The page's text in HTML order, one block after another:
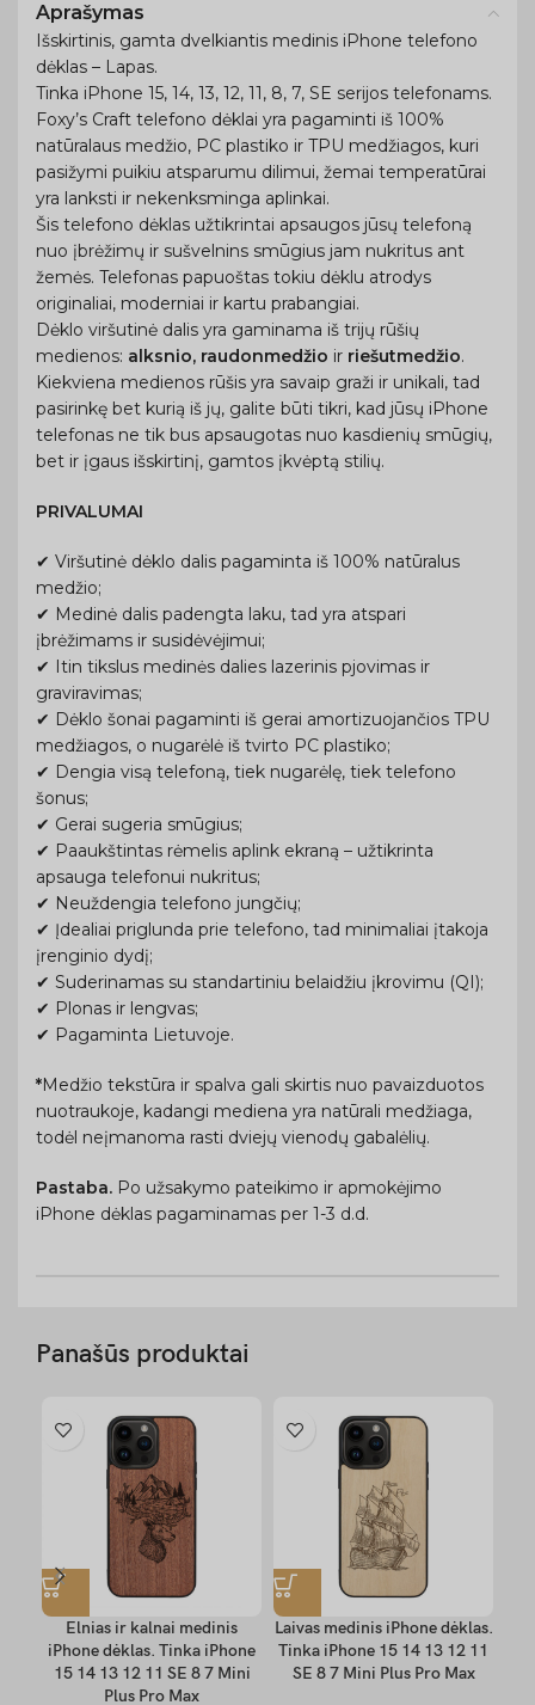
Aprašymas
Išskirtinis, gamta dvelkiantis medinis iPhone telefono
dėklas – Lapas.
Tinka iPhone 15, 14, 13, 12, 11, 8, 7, SE serijos telefonams.
Foxy’s Craft telefono dėklai yra pagaminti iš 100%
natūralaus medžio, PC plastiko ir TPU medžiagos, kuri
pasižymi puikiu atsparumu dilimui, žemai temperatūrai
yra lanksti ir nekenksminga aplinkai.
Šis telefono dėklas užtikrintai apsaugos jūsų telefoną
nuo įbrėžimų ir sušvelnins smūgius jam nukritus ant
žemės. Telefonas papuoštas tokiu dėklu atrodys
originaliai, moderniai ir kartu prabangiai.
Dėklo viršutinė dalis yra gaminama iš trijų rūšių
medienos: alksnio, raudonmedžio ir riešutmedžio.
Kiekviena medienos rūšis yra savaip graži ir unikali, tad
pasirinkę bet kurią iš jų, galite būti tikri, kad jūsų iPhone
telefonas ne tik bus apsaugotas nuo kasdienių smūgių,
bet ir įgaus išskirtinį, gamtos įkvėptą stilių.
PRIVALUMAI
✔ Viršutinė dėklo dalis pagaminta iš 100% natūralus
medžio;
✔ Medinė dalis padengta laku, tad yra atspari
įbrėžimams ir susidėvėjimui;
✔ Itin tikslus medinės dalies lazerinis pjovimas ir
graviravimas;
✔ Dėklo šonai pagaminti iš gerai amortizuojančios TPU
medžiagos, o nugarėlė iš tvirto PC plastiko;
✔ Dengia visą telefoną, tiek nugarėlę, tiek telefono
šonus;
✔ Gerai sugeria smūgius;
✔ Paaukštintas rėmelis aplink ekraną – užtikrinta
apsauga telefonui nukritus;
✔ Neuždengia telefono jungčių;
✔ Įdealiai priglunda prie telefono, tad minimaliai įtakoja
įrenginio dydį;
✔ Suderinamas su standartiniu belaidžiu įkrovimu (QI);
✔ Plonas ir lengvas;
✔ Pagaminta Lietuvoje.
*Medžio tekstūra ir spalva gali skirtis nuo pavaizduotos
nuotraukoje, kadangi mediena yra natūrali medžiaga,
todėl neįmanoma rasti dviejų vienodų gabalėlių.
Pastaba. Po užsakymo pateikimo ir apmokėjimo
iPhone dėklas pagaminamas per 1-3 d.d.
Panašūs produktai
Elnias ir kalnai medinis
iPhone dėklas. Tinka iPhone
15 14 13 12 11 SE 8 7 Mini
Plus Pro Max
Laivas medinis iPhone dėklas.
Tinka iPhone 15 14 13 12 11
SE 8 7 Mini Plus Pro Max